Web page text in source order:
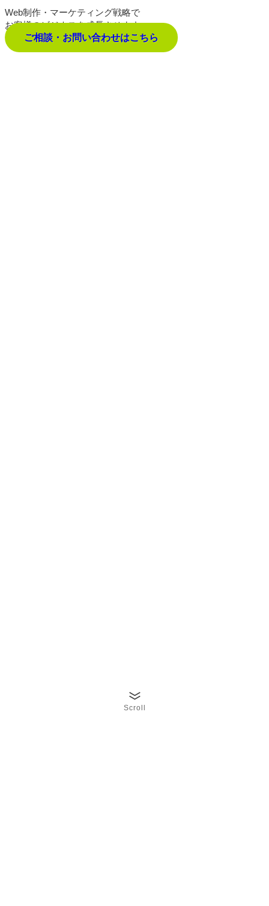
Web制作・マーケティング戦略で
お客様のビジネスを成長させます。
ご相談・お問い合わせはこちら
Scroll